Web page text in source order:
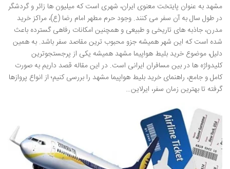
مشهد به عنوان پایتخت معنوی ایران، شهری است که میلیون ها زائر و گردشگر
در طول سال به آن سفر می کنند. وجود حرم مطهر امام رضا (ع)، مراکز خرید
مدرن، جاذبه های تاریخی و طبیعی و همچنین امکانات رفاهی گسترده باعث
شده است که این شهر همیشه جزو محبوب ترین مقاصد سفر باشد. به همین
دلیل، موضوع خرید بلیط هواپیما مشهد همیشه یکی از پرجستجوترین
کلیدواژه ها در بین مسافران ایرانی است. در این مقاله قصد داریم به صورت
کامل و جامع، راهنمای خرید بلیط هواپیما مشهد را بررسی کنیم؛ از انواع پروازها
گرفته تا بهترین زمان سفر، ایرلاین…